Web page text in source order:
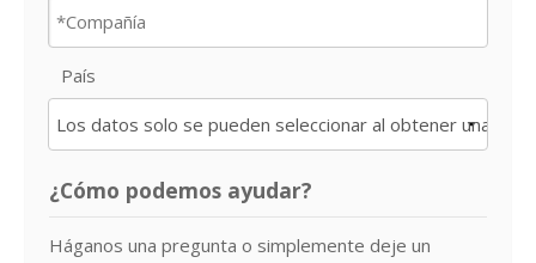
País
¿Cómo podemos ayudar?
Háganos una pregunta o simplemente deje un